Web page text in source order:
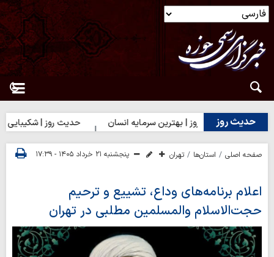
حدیث روز
حدیث روز | بهترین سرمایه انسان حدیث روز | شکیبایی بر
صفحه اصلی استان‌ها تهران پنجشنبه ۲۱ خرداد ۱۴۰۵ - ۱۷:۳۹
اعلام برنامه‌های وداع، تشییع و ترحیم
حجت‌الاسلام والمسلمین مطلبی در تهران